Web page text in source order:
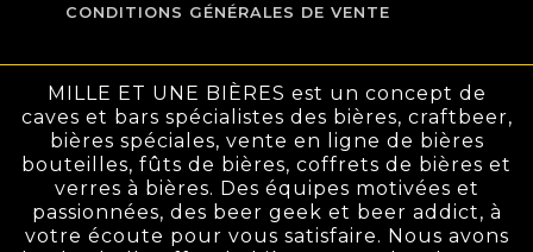
CONDITIONS GÉNÉRALES DE VENTE
MILLE ET UNE BIÈRES est un concept de
caves et bars spécialistes des bières, craftbeer,
bières spéciales, vente en ligne de bières
bouteilles, fûts de bières, coffrets de bières et
verres à bières. Des équipes motivées et
passionnées, des beer geek et beer addict, à
votre écoute pour vous satisfaire. Nous avons